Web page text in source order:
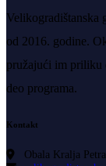
Velikogradištanska
od 2016. godine.
pružajući im priliku
deo programa.
Kontakt
Obala Kralja